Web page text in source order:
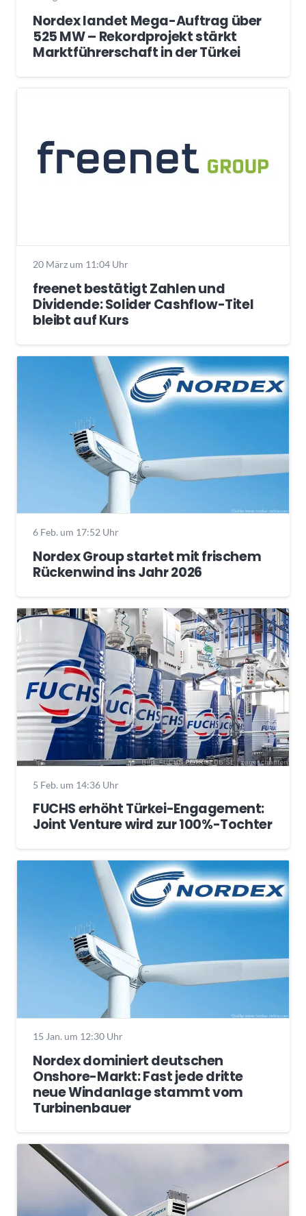
Nordex landet Mega-Auftrag über
525 MW – Rekordprojekt stärkt
Marktführerschaft in der Türkei
20 März um 11:04 Uhr
freenet bestätigt Zahlen und
Dividende: Solider Cashflow-Titel
bleibt auf Kurs
6 Feb. um 17:52 Uhr
Nordex Group startet mit frischem
Rückenwind ins Jahr 2026
5 Feb. um 14:36 Uhr
FUCHS erhöht Türkei-Engagement:
Joint Venture wird zur 100%-Tochter
15 Jan. um 12:30 Uhr
Nordex dominiert deutschen
Onshore-Markt: Fast jede dritte
neue Windanlage stammt vom
Turbinenbauer